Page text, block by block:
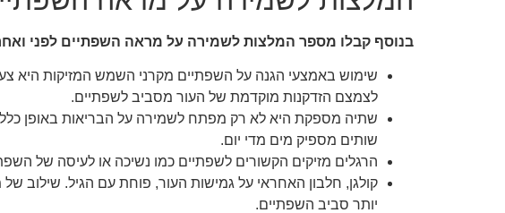
בנוסף קבלו מספר המלצות לשמירה על מראה השפתיים לפני
לצמצם הזדקנות מוקדמת של העור מסביב לשפתיים.
שתיה מספקת היא לא רק מפתח לשמירה על הבריאות באופן
שותים מספיק מים מדי יום.
הרגלים מזיקים הקשורים לשפתיים כמו נשיכה או לעיסה של
קולגן, חלבון האחראי על גמישות העור, פוחת עם הגיל. שילוב של
יותר סביב השפתיים.